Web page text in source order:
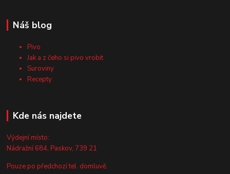
Náš blog
Pivo
Jak a z čeho si pivo vrobit
Suroviny
Recepty
Kde nás najdete
Výdejní místo:
Nádražní 684, Paskov, 739 21
Pouze po předchozí tel. domluvě.